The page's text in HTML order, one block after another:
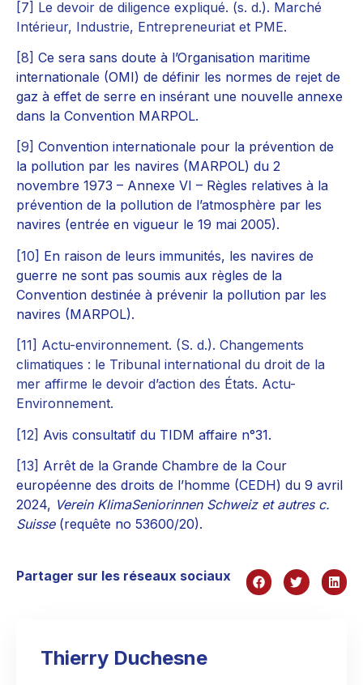
[7] Le devoir de diligence expliqué. (s. d.). Marché
Intérieur, Industrie, Entrepreneuriat et PME.
[8] Ce sera sans doute à l’Organisation maritime
internationale (OMI) de définir les normes de rejet de
gaz à effet de serre en insérant une nouvelle annexe
dans la Convention MARPOL.
[9] Convention internationale pour la prévention de
la pollution par les navires (MARPOL) du 2
novembre 1973 – Annexe VI – Règles relatives à la
prévention de la pollution de l’atmosphère par les
navires (entrée en vigueur le 19 mai 2005).
[10] En raison de leurs immunités, les navires de
guerre ne sont pas soumis aux règles de la
Convention destinée à prévenir la pollution par les
navires (MARPOL).
[11] Actu-environnement. (S. d.). Changements
climatiques : le Tribunal international du droit de la
mer affirme le devoir d’action des États. Actu-
Environnement.
[12] Avis consultatif du TIDM affaire n°31.
[13] Arrêt de la Grande Chambre de la Cour
européenne des droits de l’homme (CEDH) du 9 avril
2024, Verein KlimaSeniorinnen Schweiz et autres c.
Suisse(requête no 53600/20).
Partager sur les réseaux sociaux
Thierry Duchesne